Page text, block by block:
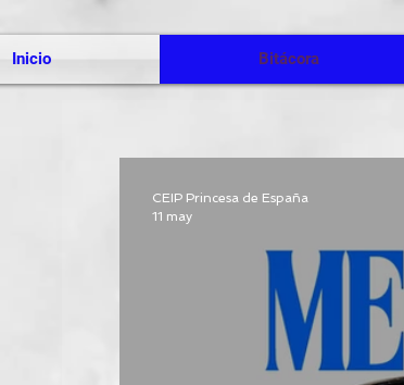
Inicio Bitácora
CEIP Princesa de España
11 may